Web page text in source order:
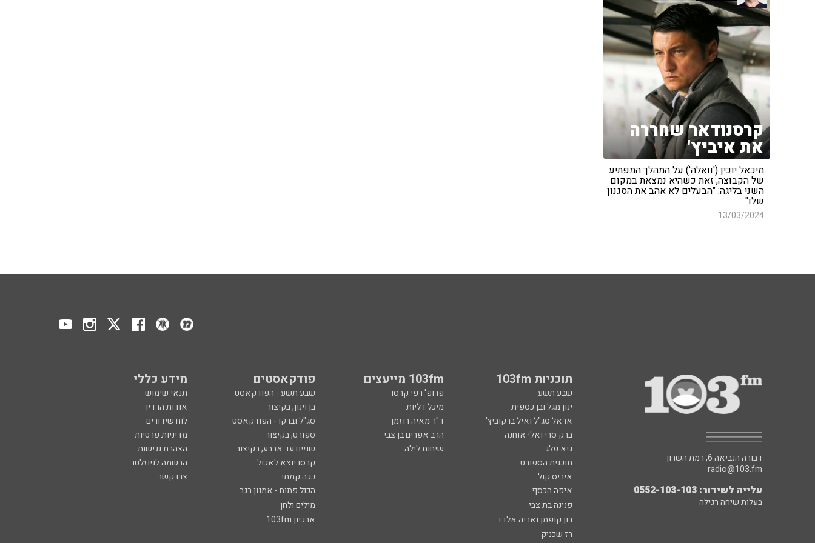
קרסנודאר שחררה
את איביץ'
מיכאל יוכין ('וואלה') על המהלך המפתיע
של הקבוצה, זאת כשהיא נמצאת במקום
השני בליגה: "הבעלים לא אהב את הסגנון
שלו"
13/03/2024
תוכניות 103fm 103fm מייעצים פודקאסטים מידע כללי
שבע תשע פרופ' רפי קרסו שבע תשע - הפודקאסט
תנאי שימוש
ינון מגל ובן כספית
מיכל דליות בן וינון, בקיצור
אודות הרדיו
אראל סג"ל ואיל ברקוביץ'
ד"ר מאיה רוזמן סג"ל וברקו - הפודקאסט
לוח שידורים
ברק סרי ואלי אוחנה
הרב אפרים בן צבי ספורט, בקיצור
מדיניות פרטיות
גיא פלג
שיחות לילה שניים עד ארבע, בקיצור
הצהרת נגישות
תוכנית הספורט
קרסו יוצא לאכול
הרשמה לניוזלטר
איריס קול
ככה קמתי
צרו קשר
איפה הכסף
הכול פתוח - אמנון רגב
פנינה בת צבי
מילים ולחן
רון קופמן ואריה אלדד
ארכיון 103fm
רז שכניק
דבורה הנביאה 6, רמת השרון
radio@103.fm
עלייה לשידור: 0552-103-103
בעלות שיחה רגילה